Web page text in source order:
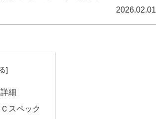
2026.02.01
細
スペック